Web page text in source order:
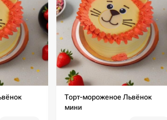
Торт-мороженое Львёнок
мини